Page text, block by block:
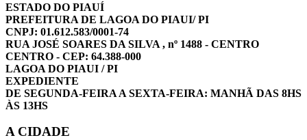
ESTADO DO PIAUÍ
PREFEITURA DE LAGOA DO PIAUI/ PI
CNPJ: 01.612.583/0001-74
RUA JOSÉ SOARES DA SILVA , nº 1488 - CENTRO
CENTRO - CEP: 64.388-000
LAGOA DO PIAUI / PI
EXPEDIENTE
DE SEGUNDA-FEIRA A SEXTA-FEIRA: MANHÃ DAS 8HS
ÀS 13HS
A CIDADE